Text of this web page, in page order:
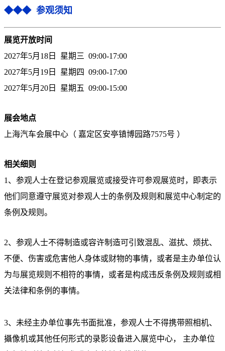
◆◆◆ 参观须知
展览开放时间
2027年5月18日 星期三 09:00-17:00
2027年5月19日 星期 四 09:00-17:00
2027年5月20日 星期 五 09:00-15:00
展会地点
上海汽车会展中心（ 嘉定区安亭镇博园路7575号 ）
相关细则
1、参观人士在登记参观展览或接受许可参观展览时，即表示
他们同意遵守展览对参观人士的条例及规则和展览中心制定的
条例及规则。
2、参观人士不得制造或容许制造可引致混乱、滋扰、烦扰、
不便、伤害或危害他人身体或财物的事情，或者是主办单位认
为与展览规则不相符的事情，或者是构成违反条例及规则或相
关法律和条例的事情。
3、未经主办单位事先书面批准，参观人士不得携带照相机、
攝像机或其他任何形式的录影设备进入展览中心， 主办单位